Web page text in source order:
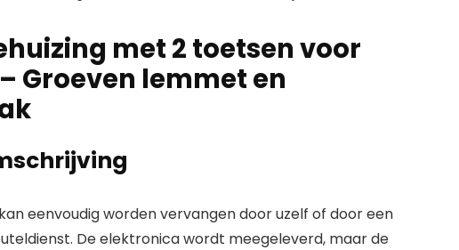
met 2 toetsen voor
Groeven lemmet en
eenvoudig worden vervangen door uzelf of door een
De elektronica wordt meegeleverd, maar de